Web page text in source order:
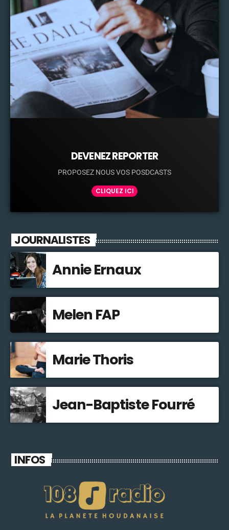
DEVENEZ REPORTER
PROPOSEZ NOUS VOS POSDCASTS
CLIQUEZ ICI
JOURNALISTES
Annie Ernaux
Melen FAP
Marie Thoris
Jean-Baptiste Fourré
INFOS